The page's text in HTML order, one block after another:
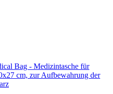
Bag - Medizintasche für
cm, zur Aufbewahrung der